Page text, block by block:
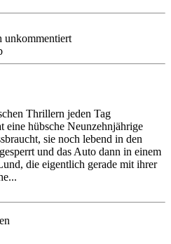
unkommentiert
Thrillern jeden Tag
eine hübsche Neun­zehn­jährige
sie noch lebend in den
und das Auto dann in einem
die eigentlich gerade mit ihrer